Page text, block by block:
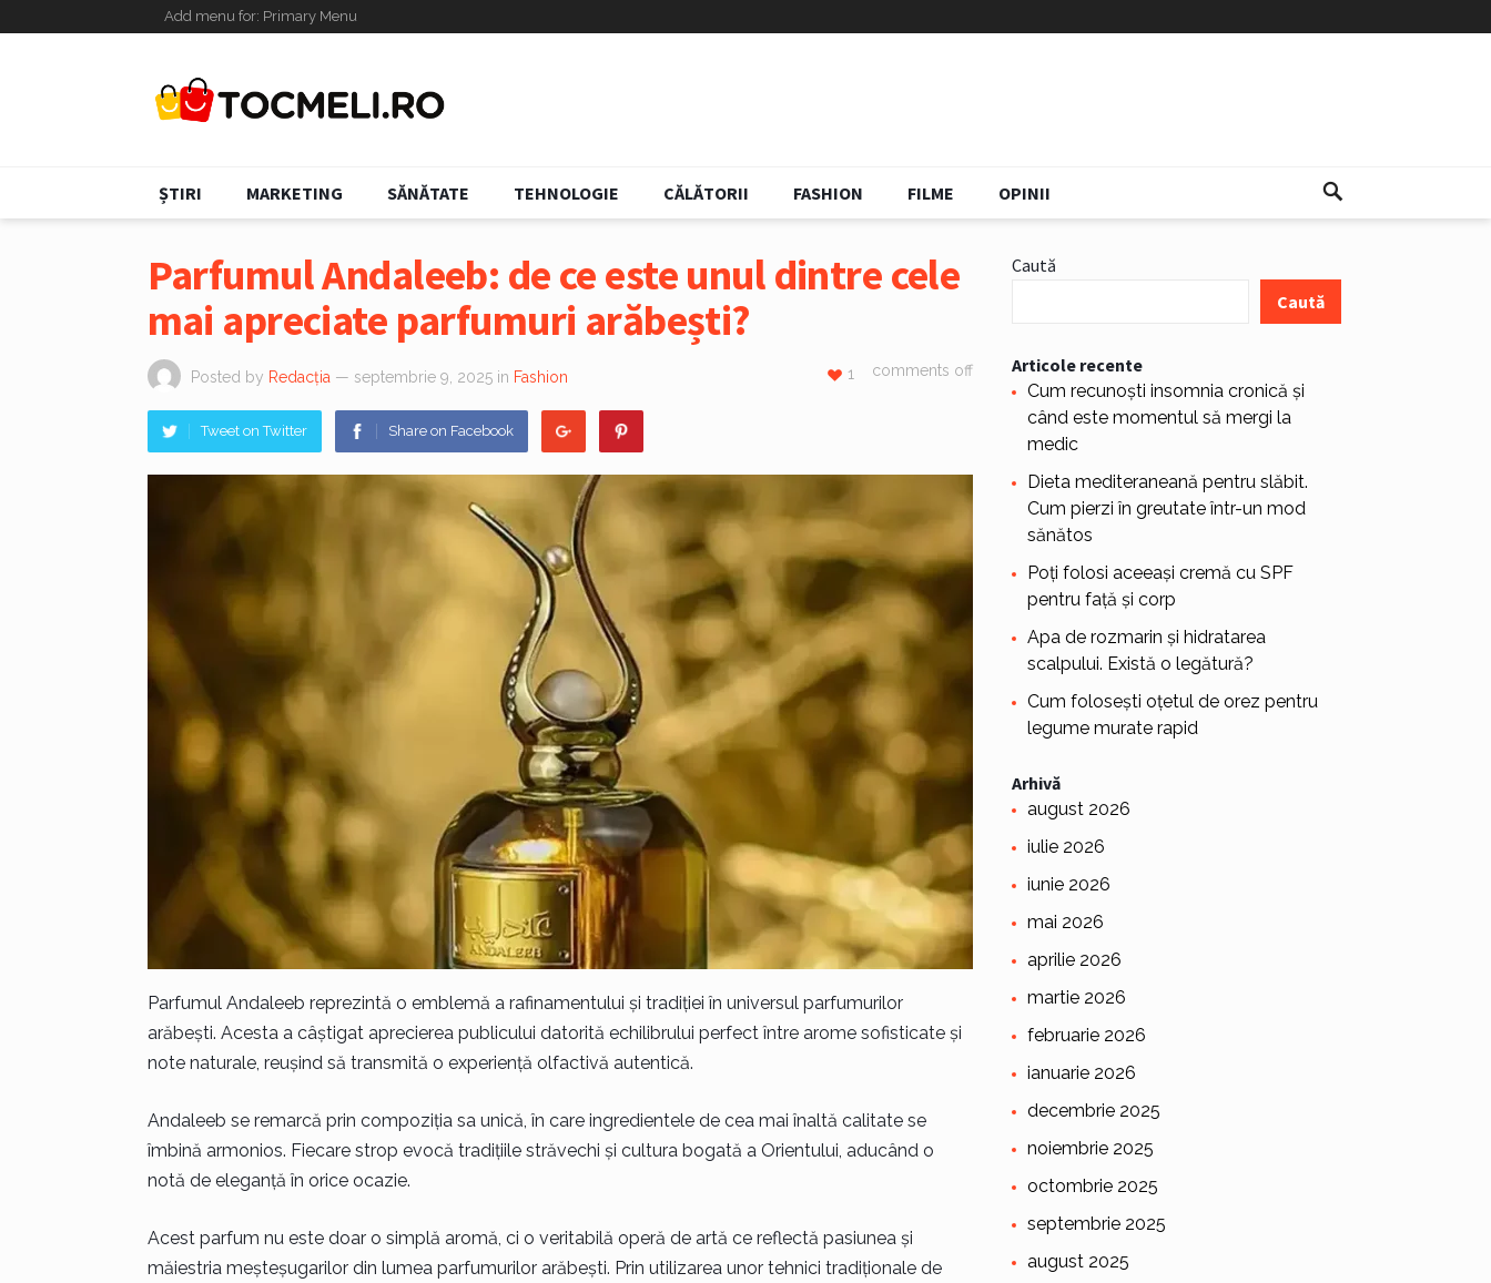
Add menu for: Primary Menu
ȘTIRI MARKETING SĂNĂTATE TEHNOLOGIE CĂLĂTORII FASHION FILME OPINII
Parfumul Andaleeb: de ce este unul dintre cele
mai apreciate parfumuri arăbești?
Posted by Redacția — septembrie 9, 2025 in Fashion comments off
1
Tweet on Twitter Share on Facebook
Parfumul Andaleeb reprezintă o emblemă a rafinamentului și tradiției în universul parfumurilor
arăbești. Acesta a câștigat aprecierea publicului datorită echilibrului perfect între arome sofisticate și
note naturale, reușind să transmită o experiență olfactivă autentică.
Andaleeb se remarcă prin compoziția sa unică, în care ingredientele de cea mai înaltă calitate se
îmbină armonios. Fiecare strop evocă tradițiile străvechi și cultura bogată a Orientului, aducând o
notă de eleganță în orice ocazie.
Acest parfum nu este doar o simplă aromă, ci o veritabilă operă de artă ce reflectă pasiunea și
măiestria meșteșugarilor din lumea parfumurilor arăbești. Prin utilizarea unor tehnici tradiționale de
Caută
Caută
Articole recente
Cum recunoști insomnia cronică și
când este momentul să mergi la
medic
Dieta mediteraneană pentru slăbit.
Cum pierzi în greutate într-un mod
sănătos
Poți folosi aceeași cremă cu SPF
pentru față și corp
Apa de rozmarin și hidratarea
scalpului. Există o legătură?
Cum folosești oțetul de orez pentru
legume murate rapid
Arhivă
august 2026
iulie 2026
iunie 2026
mai 2026
aprilie 2026
martie 2026
februarie 2026
ianuarie 2026
decembrie 2025
noiembrie 2025
octombrie 2025
septembrie 2025
august 2025